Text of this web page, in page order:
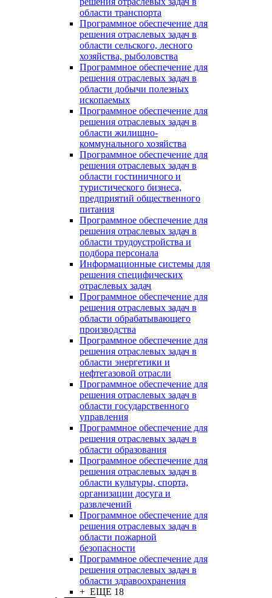
области транспорта
Программное обеспечение для
решения отраслевых задач в
области сельского, лесного
хозяйства, рыболовства
Программное обеспечение для
решения отраслевых задач в
области добычи полезных
ископаемых
Программное обеспечение для
решения отраслевых задач в
области жилищно-
коммунального хозяйства
Программное обеспечение для
решения отраслевых задач в
области гостиничного и
туристического бизнеса,
предприятий общественного
питания
Программное обеспечение для
решения отраслевых задач в
области трудоустройства и
подбора персонала
Информационные системы для
решения специфических
отраслевых задач
Программное обеспечение для
решения отраслевых задач в
области обрабатывающего
производства
Программное обеспечение для
решения отраслевых задач в
области энергетики и
нефтегазовой отрасли
Программное обеспечение для
решения отраслевых задач в
области государственного
управления
Программное обеспечение для
решения отраслевых задач в
области образования
Программное обеспечение для
решения отраслевых задач в
области культуры, спорта,
организации досуга и
развлечений
Программное обеспечение для
решения отраслевых задач в
области пожарной
безопасности
Программное обеспечение для
решения отраслевых задач в
области здравоохранения
+ ЕЩЕ 18